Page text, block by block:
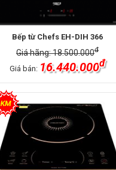
Bếp từ Chefs EH-DIH 366
Giá hãng: 18.500.000đ
Giá bán: 16.440.000đ